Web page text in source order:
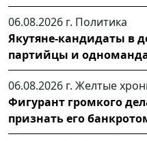
06.08.2026 г. Политика
Якутяне-кандидаты в
партийцы и
06.08.2026 г. Желтые
Фигурант громкого
признать его